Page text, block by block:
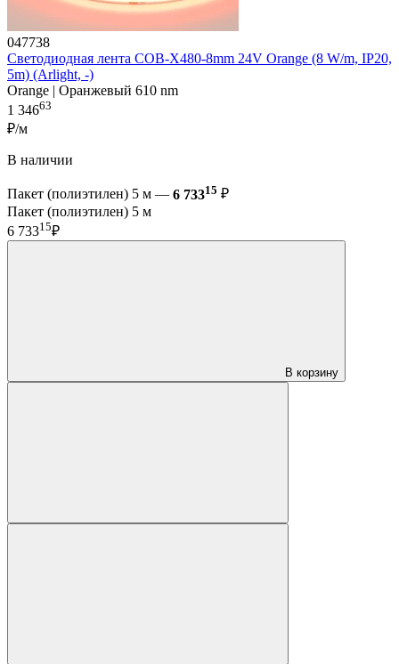
047738
Светодиодная лента COB-X480-8mm 24V Orange (8 W/m, IP20,
5m) (Arlight, -)
Orange | Оранжевый 610 nm
1 34663
₽/м
В наличии
Пакет (полиэтилен) 5 м — 6 73315 ₽
Пакет (полиэтилен) 5 м
6 73315₽
В корзину